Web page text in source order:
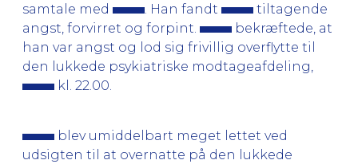
samtale med
. Han fandt
tiltagende
angst, forvirret og forpint.
bekræftede, at
han var angst og lod sig frivillig overflytte til
den lukkede psykiatriske modtageafdeling,
kl. 22.00.
blev umiddelbart meget lettet ved
udsigten til at overnatte på den lukkede